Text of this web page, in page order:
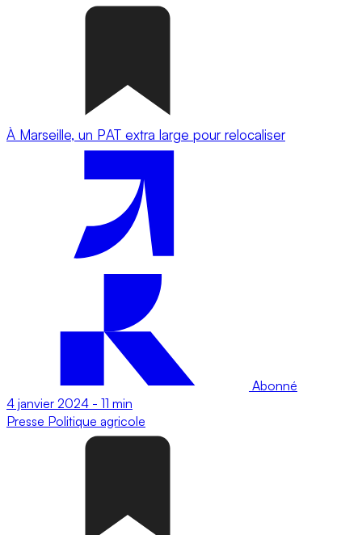
À Marseille, un PAT extra large pour relocaliser
Abonné
4 janvier 2024 - 11 min
Presse Politique agricole